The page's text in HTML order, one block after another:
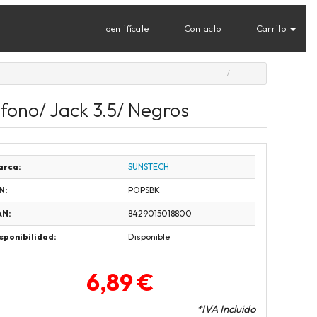
Identifícate Contacto Carrito
Jack 3.5/ Negros
SUNSTECH
POPSBK
8429015018800
Disponible
6,89 €
*IVA Incluido